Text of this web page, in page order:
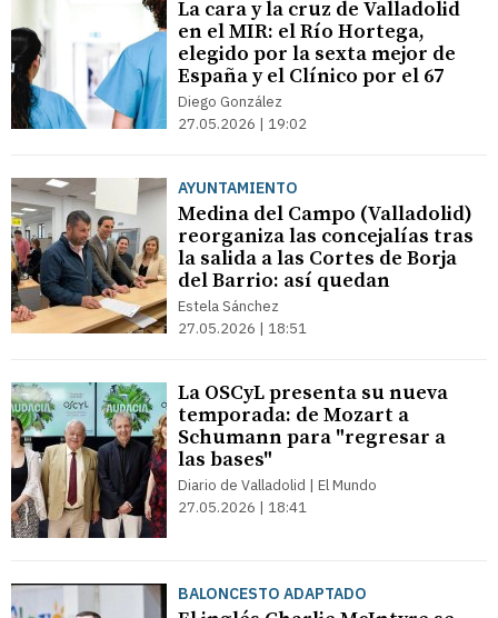
La cara y la cruz de Valladolid
en el MIR: el Río Hortega,
elegido por la sexta mejor de
España y el Clínico por el 67
Diego González
27.05.2026 | 19:02
AYUNTAMIENTO
Medina del Campo (Valladolid)
reorganiza las concejalías tras
la salida a las Cortes de Borja
del Barrio: así quedan
Estela Sánchez
27.05.2026 | 18:51
La OSCyL presenta su nueva
temporada: de Mozart a
Schumann para "regresar a
las bases"
Diario de Valladolid | El Mundo
27.05.2026 | 18:41
BALONCESTO ADAPTADO